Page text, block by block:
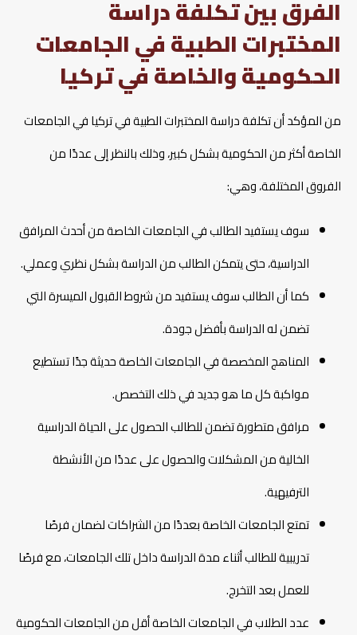
الفرق بين تكلفة دراسة
المختبرات الطبية في الجامعات
الحكومية والخاصة في تركيا
من المؤكد أن تكلفة دراسة المختبرات الطبية في تركيا في الجامعات
الخاصة أكثر من الحكومية بشكل كبير، وذلك بالنظر إلى عددًا من
الفروق المختلفة، وهي:
سوف يستفيد الطالب في الجامعات الخاصة من أحدث المرافق
الدراسية، حتى يتمكن الطالب من الدراسة بشكل نظري وعملي.
كما أن الطالب سوف يستفيد من شروط القبول الميسرة التي
تضمن له الدراسة بأفضل جودة.
المناهج المخصصة في الجامعات الخاصة حديثة جدًا تستطيع
مواكبة كل ما هو جديد في ذلك التخصص.
مرافق متطورة تضمن للطالب الحصول على الحياة الدراسية
الخالية من المشكلات والحصول على عددًا من الأنشطة
الترفيهية.
تمتع الجامعات الخاصة بعددًا من الشراكات لضمان فرصًا
تدريبية للطالب أثناء مدة الدراسة داخل تلك الجامعات، مع فرصًا
للعمل بعد التخرج.
عدد الطلاب في الجامعات الخاصة أقل من الجامعات الحكومية